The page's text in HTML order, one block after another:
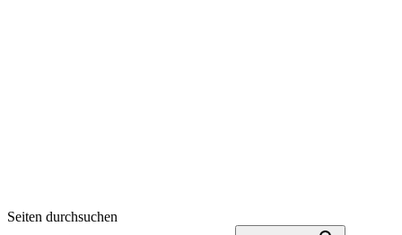
Seiten durchsuchen